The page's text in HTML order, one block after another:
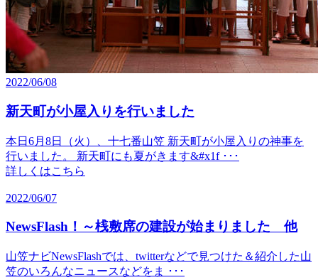
2022/06/08
新天町が小屋入りを行いました
本日6月8日（火）、十七番山笠 新天町が小屋入りの神事を
行いました。 新天町にも夏がきます&#x1f ･･･
詳しくはこちら
2022/06/07
NewsFlash！～桟敷席の建設が始まりました 他
山笠ナビNewsFlashでは、twitterなどで見つけた＆紹介した山
笠のいろんなニュースなどをま ･･･